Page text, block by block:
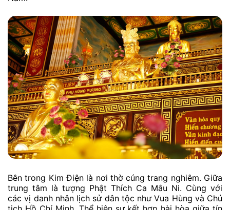
Bên trong Kim Điện là nơi thờ cúng trang nghiêm. Giữa
trung tâm là tượng Phật Thích Ca Mâu Ni. Cùng với
các vị danh nhân lịch sử dân tộc như Vua Hùng và Chủ